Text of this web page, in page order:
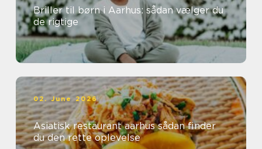
Briller til børn i Aarhus: sådan vælger du
de rigtige
02. June 2026
Asiatisk restaurant aarhus sådan finder
du den rette oplevelse